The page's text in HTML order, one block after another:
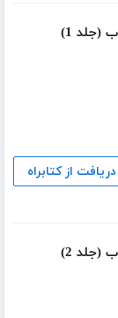
(جلد 1)
دریافت از کتابراه
(جلد 2)